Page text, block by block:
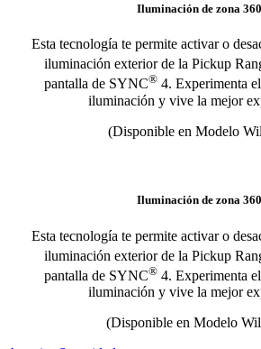
Iluminación de zona
Esta tecnología te permite activar o
iluminación exterior de la Pickup
pantalla de SYNC®4. Experimenta
iluminación y vive la mejor
(Disponible en Modelo
Iluminación de zona
Esta tecnología te permite activar o
iluminación exterior de la Pickup
pantalla de SYNC®4. Experimenta
iluminación y vive la mejor
(Disponible en Modelo